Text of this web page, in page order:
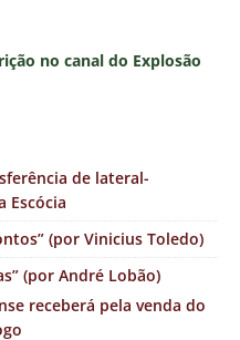
no canal do Explosão
de lateral-
Escócia
(por Vinicius Toledo)
(por André Lobão)
receberá pela venda do